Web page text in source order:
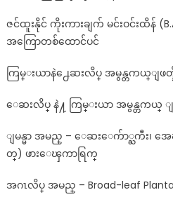
ဇင်ထူးနိုင် ကိုးကားချက် မင်းဝင်းထိန်
အကြောတစ်ထောင်ပင်
ကြမ္းယာနဲ႕ေဆးလိပ္ အမွန္တကယ္ျဖတ္ခ်
ေဆးလိပ္ နဲ႔ ကြမ္းယာ အမွန္တကယ္ ျဖ
ျမန္မာ အမည္ – ေဆးေက်ာ္ႀကီး၊
တ္) ဖားေၾကာရြက္
အဂၤလိပ္ အမည္ – Broad-leaf